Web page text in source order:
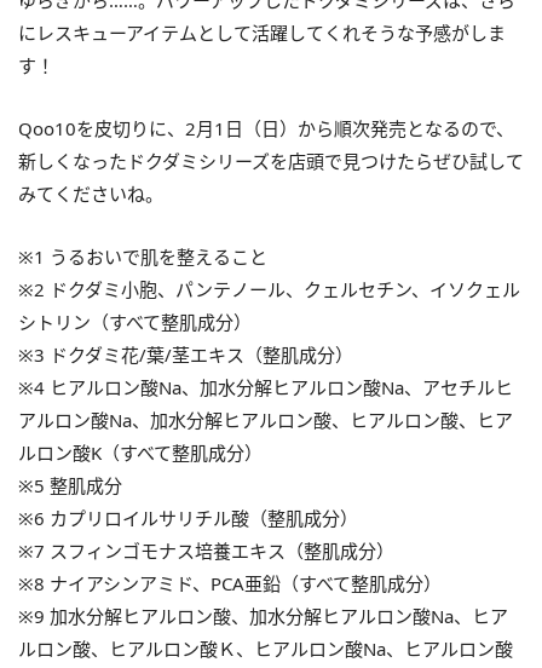
にレスキューアイテムとして活躍してくれそうな予感がしま
す！
Qoo10を皮切りに、2月1日（日）から順次発売となるので、
新しくなったドクダミシリーズを店頭で見つけたらぜひ試して
みてくださいね。
※1 うるおいで肌を整えること
※2 ドクダミ小胞、パンテノール、クェルセチン、イソクェル
シトリン（すべて整肌成分）
※3 ドクダミ花/葉/茎エキス（整肌成分）
※4 ヒアルロン酸Na、加水分解ヒアルロン酸Na、アセチルヒ
アルロン酸Na、加水分解ヒアルロン酸、ヒアルロン酸、ヒア
ルロン酸K（すべて整肌成分）
※5 整肌成分
※6 カプリロイルサリチル酸（整肌成分）
※7 スフィンゴモナス培養エキス（整肌成分）
※8 ナイアシンアミド、PCA亜鉛（すべて整肌成分）
※9 加水分解ヒアルロン酸、加水分解ヒアルロン酸Na、ヒア
ルロン酸、ヒアルロン酸Ｋ、ヒアルロン酸Na、ヒアルロン酸